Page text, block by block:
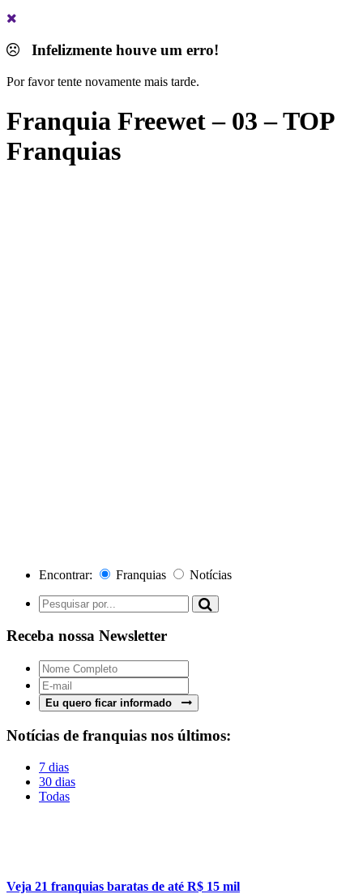
Infelizmente houve um erro!
Por favor tente novamente mais tarde.
Franquia Freewet – 03 – TOP
Franquias
Encontrar: Franquias Notícias
Receba nossa Newsletter
Eu quero ficar informado
Notícias de franquias nos últimos:
7 dias
30 dias
Todas
Veja 21 franquias baratas de até R$ 15 mil